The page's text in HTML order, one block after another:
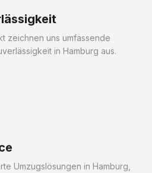
zeichnen uns umfassende
in Hamburg aus.
Umzugslösungen in Hamburg,